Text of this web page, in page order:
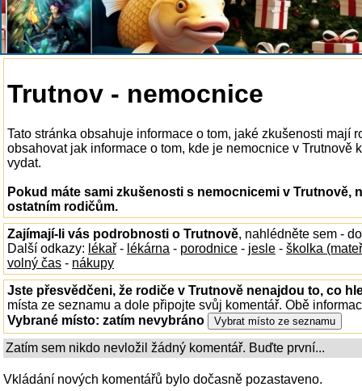
Trutnov - nemocnice
Tato stránka obsahuje informace o tom, jaké zkušenosti mají
obsahovat jak informace o tom, kde je nemocnice v Trutnově
vydat.
Pokud máte sami zkušenosti s nemocnicemi v Trutnově,
ostatním rodičům.
Zajímají-li vás podrobnosti o Trutnově, nahlédněte sem -
Další odkazy: lékař - lékárna - porodnice - jesle - školka
volný čas - nákupy
Jste přesvědčeni, že rodiče v Trutnově nenajdou to, co
místa ze seznamu a dole připojte svůj komentář. Obě
Vybrané místo: zatím nevybráno
Zatím sem nikdo nevložil žádný komentář. Buďte první...
Vkládání nových komentářů bylo dočasně pozastaveno.